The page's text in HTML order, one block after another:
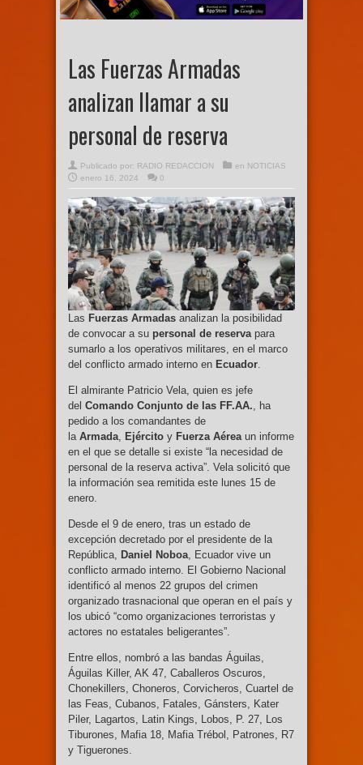
Las Fuerzas Armadas
analizan llamar a su
personal de reserva
Publicado por: RADIO REDACCION en NOTICIAS
enero 16, 2024
0
Las Fuerzas Armadas analizan la posibilidad
de convocar a su personal de reserva para
sumarlo a los operativos militares, en el marco
del conflicto armado interno en Ecuador
El almirante Patricio Vela, quien es jefe
del Comando Conjunto de las FF.AA. , ha
pedido a los comandantes de
la Armada Ejército y Fuerza Aérea un informe
en el que se detalle si existe “la necesidad de
personal de la reserva activa”. Vela solicitó que
la información sea remitida este lunes 15 de
enero.
Desde el 9 de enero, tras un estado de
excepción decretado por el presidente de la
República,
Daniel Noboa , Ecuador vive un
conflicto armado interno. El Gobierno Nacional
identificó al menos 22 grupos del crimen
organizado trasnacional que operan en el país y
los ubicó “como organizaciones terroristas y
actores no estatales beligerantes”.
Entre ellos, nombró a las bandas Águilas,
Águilas Killer, AK 47, Caballeros Oscuros,
Chonekillers, Choneros, Corvicheros, Cuartel de
las Feas, Cubanos, Fatales, Gánsters, Kater
Piler, Lagartos, Latin Kings, Lobos, P. 27, Los
Tiburones, Mafia 18, Mafia Trébol, Patrones, R7
y Tiguerones.